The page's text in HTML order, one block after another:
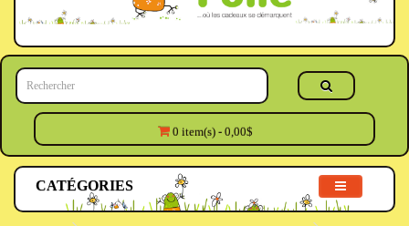
0 item(s) - 0,00$
CATÉGORIES